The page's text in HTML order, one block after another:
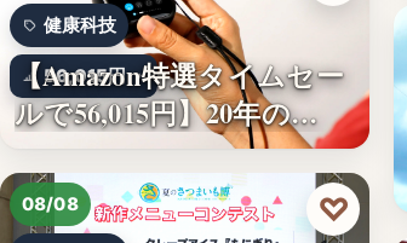
健康科技
56,015円
【Amazon特選タイムセー
ルで56,015円】20年の…
08/08 ♡